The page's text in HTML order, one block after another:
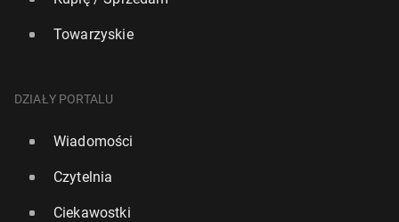
Towarzyskie
DZIAŁY PORTALU
Wiadomości
Czytelnia
Ciekawostki